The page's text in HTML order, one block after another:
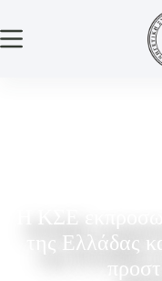
της Ελλάδας